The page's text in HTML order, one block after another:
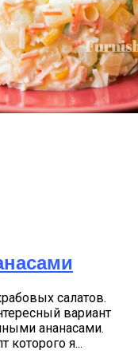
салатов.
вариант
ананасами.
которого я...